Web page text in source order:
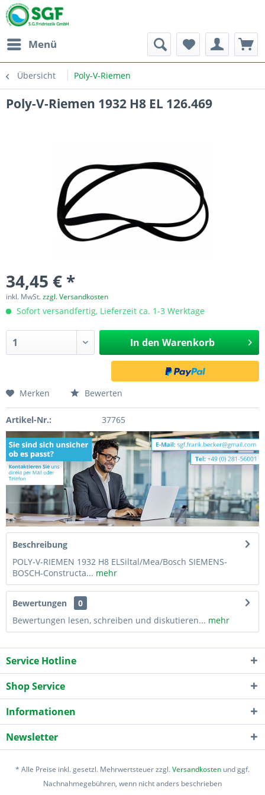
Menü
Übersicht Poly-V-Riemen
Poly-V-Riemen 1932 H8 EL 126.469
34,45 € *
inkl. MwSt.zzgl. Versandkosten
Sofort versandfertig, Lieferzeit ca. 1-3 Werktage
In den Warenkorb
Merken Bewerten
Artikel-Nr.: 37765
Beschreibung
POLY-V-RIEMEN 1932 H8 ELSiltal/Mea/Bosch SIEMENS-
BOSCH-Constructa... mehr
Bewertungen
0
Bewertungen lesen, schreiben und diskutieren... mehr
Service Hotline
Shop Service
Informationen
Newsletter
* Alle Preise inkl. gesetzl. Mehrwertsteuer zzgl.Versandkosten und ggf.
Nachnahmegebühren, wenn nicht anders beschrieben